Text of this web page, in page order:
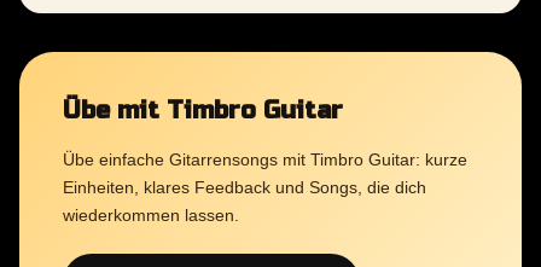
Übe mit Timbro Guitar
Übe einfache Gitarrensongs mit Timbro Guitar: kurze
Einheiten, klares Feedback und Songs, die dich
wiederkommen lassen.